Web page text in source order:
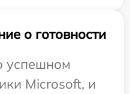
о готовности
Microsoft, и